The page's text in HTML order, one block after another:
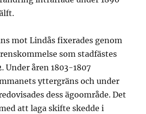
mot Lindås fixerades genom
som stadfästes
Under åren 1803-1807
yttergräns och under
dess ägoområde. Det
att laga skifte skedde i